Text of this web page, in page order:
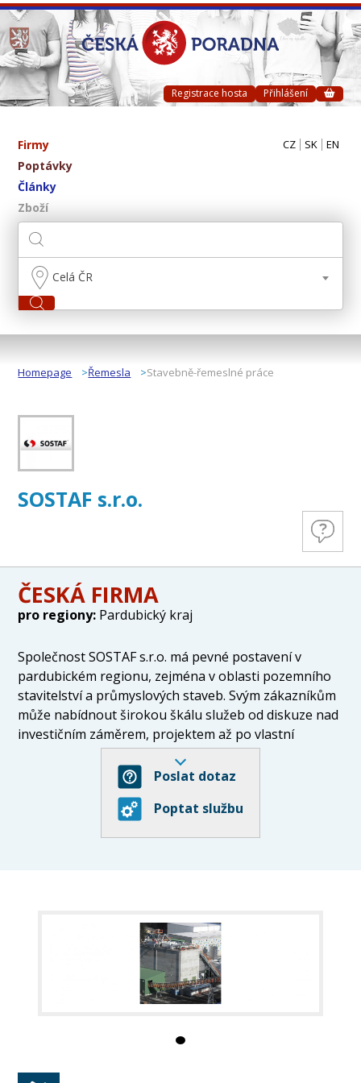
Registrace hosta Přihlášení
Firmy
Poptávky
Články
Zboží
CZ SK EN
Celá ČR
Homepage Řemesla Stavebně-řemeslné práce
SOSTAF s.r.o.
ČESKÁ FIRMA
pro regiony: Pardubický kraj
Společnost SOSTAF s.r.o. má pevné postavení v
pardubickém regionu, zejména v oblasti pozemního
stavitelství a průmyslových staveb. Svým zákazníkům
může nabídnout širokou škálu služeb od diskuze nad
investičním záměrem, projektem až po vlastní
realizaci staveb. Opíráme se o zkušený a stabilní
manažerský tým, který je neustále doplňován
mladými pracovníky.
- průmyslová výstavba - v našem portfoliu je široké
spektrum různých průmyslových staveb od
rekonstrukcí až po výstavbu na „zelené louce“.
Především se jedná o stavby železobetonové
monolitické nebo Prefa konstrukce pro průmyslovou
Poslat dotaz
Poptat službu